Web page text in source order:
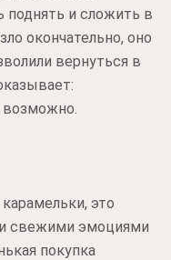
и сложить в
окончательно, оно
вернуться в
возможно.
это
свежими эмоциями
покупка